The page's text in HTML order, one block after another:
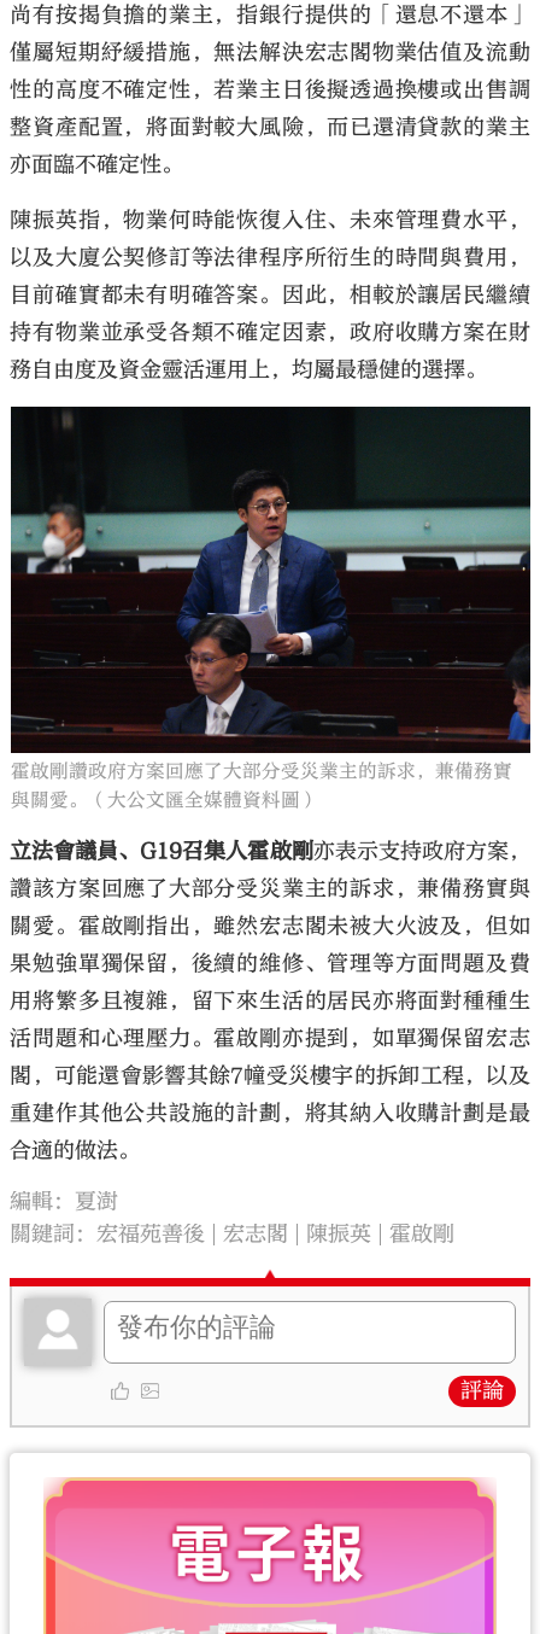
尚有按揭負擔的業主，指銀行提供的「還息不還本」
僅屬短期紓緩措施，無法解決宏志閣物業估值及流動
性的高度不確定性，若業主日後擬透過換樓或出售調
整資產配置，將面對較大風險，而已還清貸款的業主
亦面臨不確定性。
陳振英指，物業何時能恢復入住、未來管理費水平，
以及大廈公契修訂等法律程序所衍生的時間與費用，
目前確實都未有明確答案。因此，相較於讓居民繼續
持有物業並承受各類不確定因素，政府收購方案在財
務自由度及資金靈活運用上，均屬最穩健的選擇。
霍啟剛讚政府方案回應了大部分受災業主的訴求，兼備務實
與關愛。（大公文匯全媒體資料圖）
立法會議員、G19召集人霍啟剛亦表示支持政府方案，
讚該方案回應了大部分受災業主的訴求，兼備務實與
關愛。霍啟剛指出，雖然宏志閣未被大火波及，但如
果勉強單獨保留，後續的維修、管理等方面問題及費
用將繁多且複雜，留下來生活的居民亦將面對種種生
活問題和心理壓力。霍啟剛亦提到，如單獨保留宏志
閣，可能還會影響其餘7幢受災樓宇的拆卸工程，以及
重建作其他公共設施的計劃，將其納入收購計劃是最
合適的做法。
編輯：夏澍
關鍵詞：宏福苑善後 宏志閣 陳振英 霍啟剛
評論